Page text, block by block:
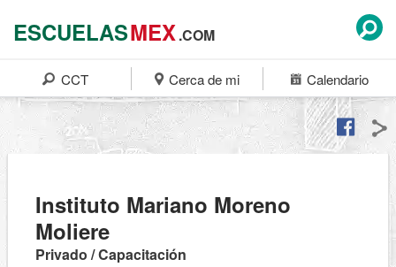
ESCUELASMEX.COM
CCT Cerca de mi Calendario
Instituto Mariano Moreno
Moliere
Privado / Capacitación